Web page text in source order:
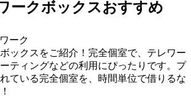
ークボックスおすすめ
ーク
ックスをご紹介！完全個室で、テレワー
ティングなどの利用にぴったりです。プ
ている完全個室を、時間単位で借りるな